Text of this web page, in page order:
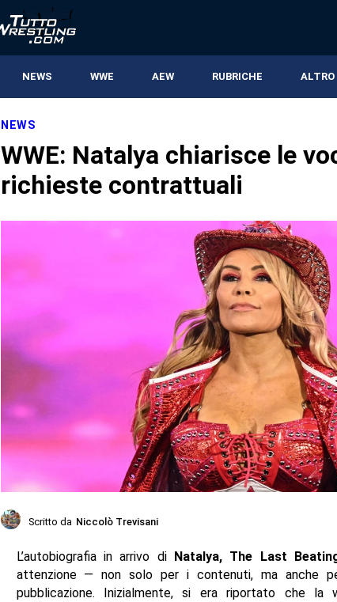
NEWS WWE AEW RUBRICHE ALTRO
NEWS
WWE: Natalya chiarisce le
richieste contrattuali
Scritto da Niccolò Trevisani
L’autobiografia in arrivo di Natalya, The Last
attenzione — non solo per i contenuti, ma anche
pubblicazione. Inizialmente, si era riportato che la